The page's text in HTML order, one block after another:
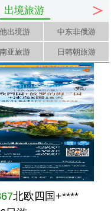
出境旅游
出境游 中东非俄游
亚旅游 日韩朝旅游
北欧四国+****